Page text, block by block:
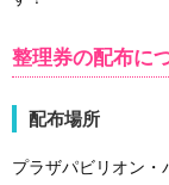
整理券の配布に
配布場所
プラザパビリオン・